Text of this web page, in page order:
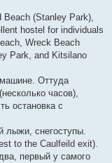
Beach (Stanley Park),
hostel for individuals
Wreck Beach
Park, and Kitsilano
Оттуда
часов),
остановка с
лыжи, снегоступы.
to the Caulfeild exit).
первый у самого